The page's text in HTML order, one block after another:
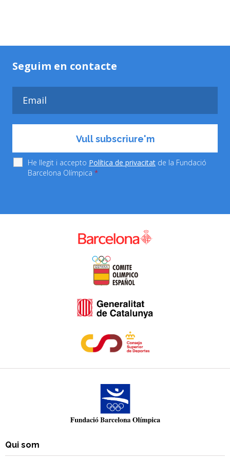
Seguim en contacte
He llegit i accepto Política de privacitat de la Fundació
Barcelona Olímpica *
Qui som